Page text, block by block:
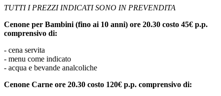
TUTTI I PREZZI INDICATI SONO IN PREVENDITA
Cenone per Bambini (fino ai 10 anni) ore 20.30 costo 45€ p.p.
comprensivo di:
- cena servita
- menu come indicato
- acqua e bevande analcoliche
Cenone Carne ore 20.30 costo 120€ p.p. comprensivo di: